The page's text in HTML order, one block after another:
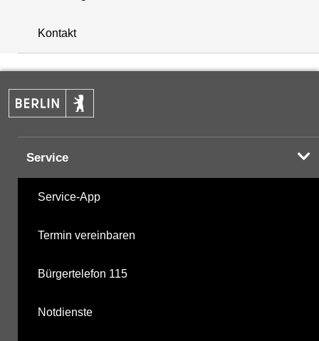
+
−
Kontakt
Service
Service-App
Termin vereinbaren
Bürgertelefon 115
Notdienste